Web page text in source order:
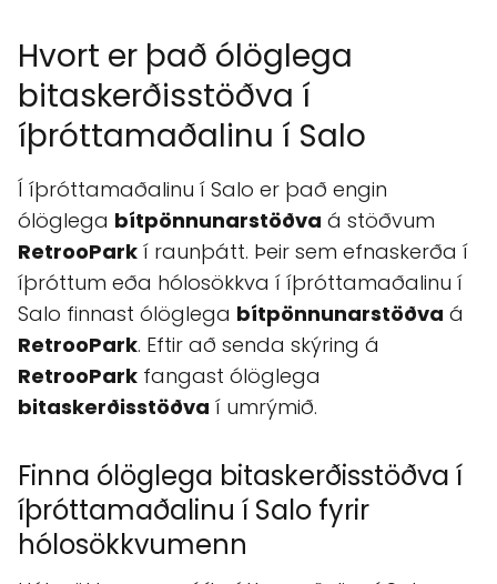
Hvort er það ólöglega
bitaskerðisstöðva í
íþróttamaðalinu í Salo
Í íþróttamaðalinu í Salo er það engin
ólöglega bítpönnunarstöðva á stöðvum
RetrooPark í raunþátt. Þeir sem efnaskerða í
íþróttum eða hólosökkva í íþróttamaðalinu í
Salo finnast ólöglega bítpönnunarstöðva á
RetrooPark. Eftir að senda skýring á
RetrooPark fangast ólöglega
bitaskerðisstöðva í umrýmið.
Finna ólöglega bitaskerðisstöðva í
íþróttamaðalinu í Salo fyrir
hólosökkvumenn